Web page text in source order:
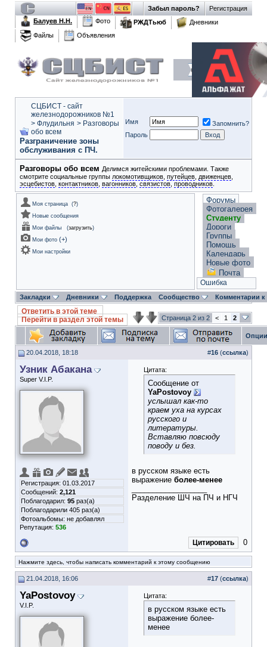
Регистрация
Забыл пароль?
Балуев Н.Н.
Фото РЖДТьюб
Дневники
Файлы
Объявления
СЦБИСТ - сайт
железнодорожников №1
> Флудильня > Разговоры
обо всем
Разграничение зоны
обслуживания с ПЧ.
Имя
Запомнить?
Пароль
Разговоры обо всем Делимся житейскими проблемами. Также
смотрите социальные группы локомотивщиков путейцев движенцев
эсцебистов контактников вагонников связистов проводников
Моя страница (?)
Новые сообщения
Мои файлы
(загрузить)
Мои фото (+)
Мои настройки
Форумы
Фотогалерея
Студенту
Дороги
Группы
Помощь
Календарь
Новые фото
Почта
Ошибка
Закладки Дневники Поддержка Сообщество Комментарии
Ответить в этой теме
Перейти в раздел этой темы
Страница 2 из 2 < 1 2
20.04.2018, 18:18 #16 (ссылка)
Узник Абакана
Super V.I.P.
Регистрация: 01.03.2017
Сообщений: 2,121
Поблагодарил: 95 раз(а)
Поблагодарили 405 раз(а)
Фотоальбомы: не добавлял
Репутация: 536
Цитата:
Сообщение от
YaPostovoy
услышал как-то
краем уха на курсах
русского и
литературы.
Вставляю повсюду
поводу и без.
в русском языке есть
выражение более-менее
Разделение ШЧ на ПЧ и НГЧ
Цитировать 0
Нажмите здесь, чтобы написать комментарий к этому сообщению
21.04.2018, 16:06 #17 (ссылка)
YaPostovoy
V.I.P.
Цитата:
в русском языке есть
выражение более-
менее